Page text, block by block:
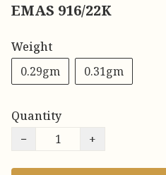
EMAS 916/22K
Weight
0.29gm
0.31gm
Quantity
−
+